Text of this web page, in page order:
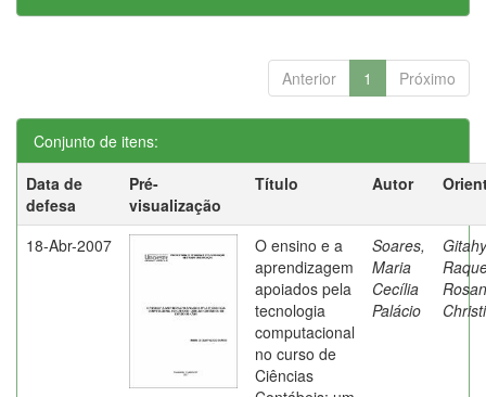
Anterior 1 Próximo
Conjunto de itens:
Data de
defesa
Pré-
visualização
Título Autor
18-Abr-2007
O ensino e a
aprendizagem
apoiados pela
tecnologia
computacional
no curso de
Ciências
Soares,
Maria
Cecília
Palácio
Rosan